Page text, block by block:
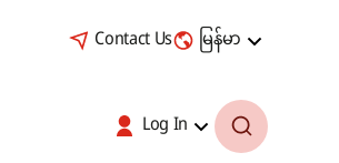
Contact Us မြန်မာ
Log In